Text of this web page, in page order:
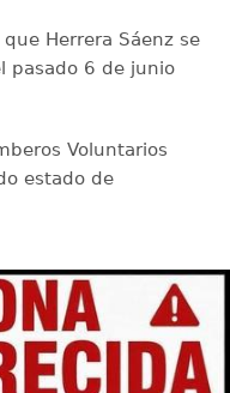
Herrera Sáenz se
pasado 6 de junio
Voluntarios
estado de